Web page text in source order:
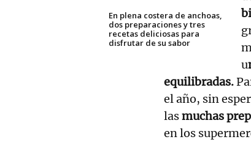
En plena costera de anchoas,
dos preparaciones y tres
recetas deliciosas para
disfrutar de su sabor
u
equilibradas.
el año, sin
lasmuchas
en los